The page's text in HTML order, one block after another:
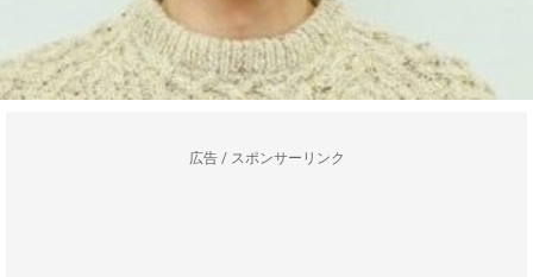
広告 / スポンサーリンク